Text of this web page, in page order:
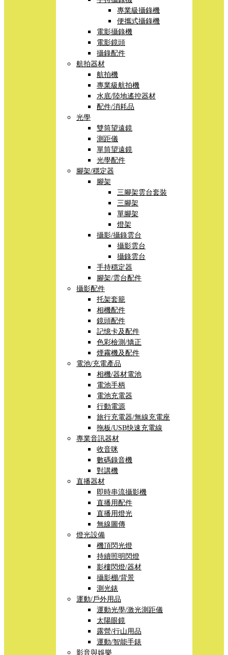
專業級攝錄機
便攜式攝錄機
電影攝錄機
電影鏡頭
攝錄配件
航拍器材
航拍機
專業級航拍機
水底/陸地遙控器材
配件/消耗品
光學
雙筒望遠鏡
測距儀
單筒望遠鏡
光學配件
腳架/穩定器
腳架
三腳架雲台套裝
三腳架
單腳架
燈架
攝影/攝錄雲台
攝影雲台
攝錄雲台
手持穩定器
腳架/雲台配件
攝影配件
托架套籠
相機配件
鏡頭配件
記憶卡及配件
色彩檢測/矯正
煙霧機及配件
電池/充電產品
相機/器材電池
電池手柄
電池充電器
行動電源
旅行充電器/無線充電座
拖板/USB快速充電線
專業音訊器材
收音咪
數碼錄音機
對講機
直播器材
即時串流攝影機
直播用配件
直播用燈光
無線圖傳
燈光設備
機頂閃光燈
持續照明閃燈
影樓閃燈/器材
攝影棚/背景
測光錶
運動/戶外用品
運動光學/激光測距儀
太陽眼鏡
露營/行山用品
運動/智能手錶
影音與娛樂